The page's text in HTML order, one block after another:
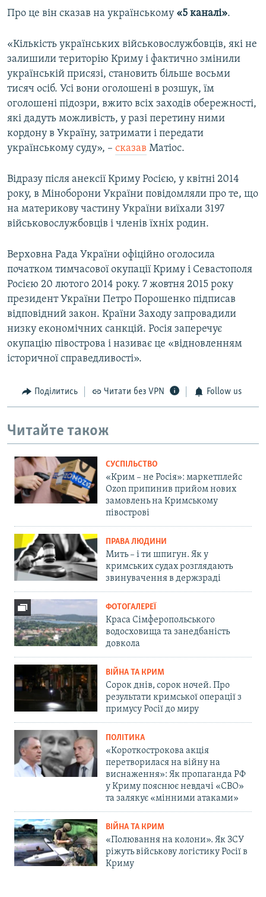
Про це він сказав на українському «5 каналі».
«Кількість українських військовослужбовців, які не
залишили територію Криму і фактично змінили
українській присязі, становить більше восьми
тисяч осіб. Усі вони оголошені в розшук, їм
оголошені підозри, вжито всіх заходів обережності,
які дадуть можливість, у разі перетину ними
кордону в Україну, затримати і передати
українському суду», – сказав Матіос.
Відразу після анексії Криму Росією, у квітні 2014
року, в Міноборони України повідомляли про те, що
на материкову частину України виїхали 3197
військовослужбовців і членів їхніх родин.
Верховна Рада України офіційно оголосила
початком тимчасової окупації Криму і Севастополя
Росією 20 лютого 2014 року. 7 жовтня 2015 року
президент України Петро Порошенко підписав
відповідний закон. Країни Заходу запровадили
низку економічних санкцій. Росія заперечує
окупацію півострова і називає це «відновленням
історичної справедливості».
Поділитись Читати без VPN Follow us
Читайте також
СУСПІЛЬСТВО
«Крим – не Росія»: маркетплейс
Ozon припинив прийом нових
замовлень на Кримському
півострові
ПРАВА ЛЮДИНИ
Мить – і ти шпигун. Як у
кримських судах розглядають
звинувачення в держзраді
ФОТОГАЛЕРЕЇ
Краса Сімферопольського
водосховища та занедбаність
довкола
ВІЙНА ТА КРИМ
Сорок днів, сорок ночей. Про
результати кримської операції з
примусу Росії до миру
ПОЛІТИКА
«Короткострокова акція
перетворилася на війну на
виснаження»: Як пропаганда РФ
у Криму пояснює невдачі «СВО»
та залякує «мінними атаками»
ВІЙНА ТА КРИМ
«Полювання на колони». Як ЗСУ
ріжуть військову логістику Росії в
Криму